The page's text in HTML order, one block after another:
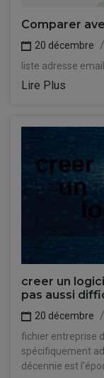
Comparer
20 décembre
liste adresse
Lire Plus
creer un
pas aussi
20 décembre
fichier entreprise
spécifiquement
décennie est